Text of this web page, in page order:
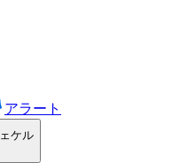
アラート
ケル